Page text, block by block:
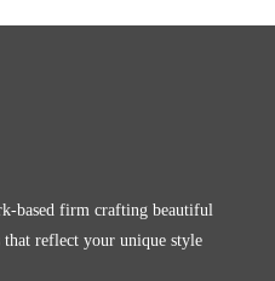
based firm crafting beautiful
that reflect your unique style